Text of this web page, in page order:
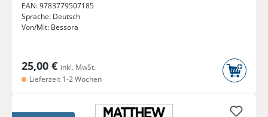
EAN:9783779507185
Sprache: Deutsch
Von/Mit: Bessora
25,00 € inkl. MwSt.
Lieferzeit 1-2 Wochen